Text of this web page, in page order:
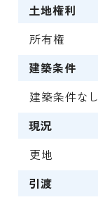
土地権利
所有権
建築条件
建築条件なし
現況
更地
引渡